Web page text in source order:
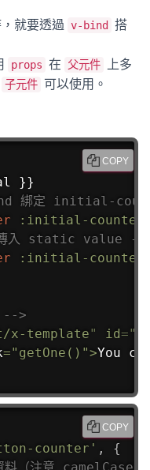
，就要透過 v-bind
搭
props 在 父元件
上多
子元件 可以使用。
}}
綁定 initial-counter
:initial-counter
傳入 static value --
:initial-counter
-->
x-template" id="
="getOne()">You
COPY
counter' ,
{
COPY